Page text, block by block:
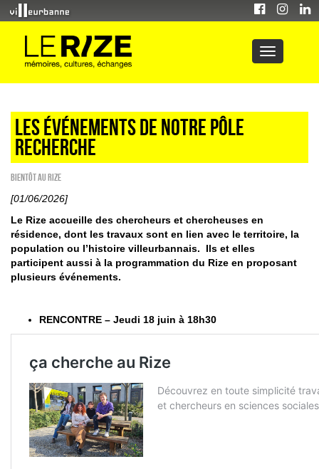
Les événements de notre pôle
recherche
Bientôt au Rize
[01/06/2026]
Le Rize accueille des chercheurs et chercheuses en
résidence, dont les travaux sont en lien avec le territoire, la
population ou l’histoire villeurbannais. Ils et elles
participent aussi à la programmation du Rize en proposant
plusieurs événements.
RENCONTRE – Jeudi 18 juin à 18h30